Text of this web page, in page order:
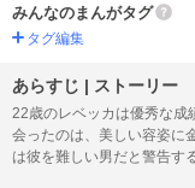
みんなのまんがタグ
タグ編集
あらすじ | ストーリー
22歳のレベッカは優秀な成
会ったのは、美しい容姿に
は彼を難しい男だと警告す
貫く。そんな彼女に応え